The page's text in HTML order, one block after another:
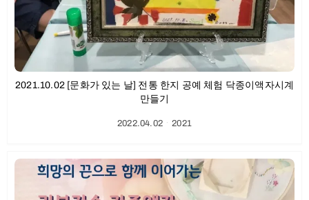
2021.10.02 [문화가 있는 날] 전통 한지 공예 체험 닥종이액자시계
만들기
2022.04.02ㆍ2021